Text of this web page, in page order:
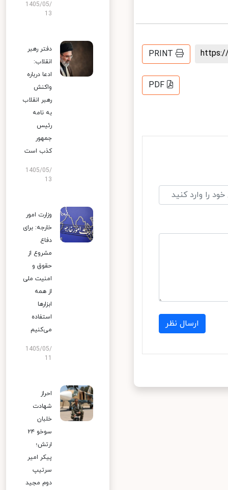
PRINT
PDF
ارسال نظر
1405/05/
13
دفتر رهبر
انقلاب:
ادعا درباره
واکنش
رهبر انقلاب
به نامه
رئیس
جمهور
کذب است
1405/05/
13
وزارت امور
خارجه: برای
دفاع
مشروع از
حقوق و
امنیت ملی
از همه
ابزارها
استفاده
می‌کنیم
1405/05/
احراز
شهادت
خلبان
سوخو ۲۴
ارتش؛
پیکر امیر
سرتیپ
دوم مجید